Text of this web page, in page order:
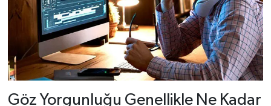
Göz Yorgunluğu Genellikle Ne Kadar